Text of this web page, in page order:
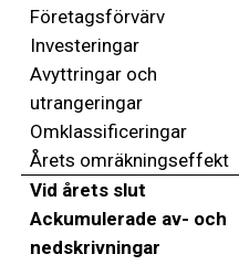
Företagsförvärv
Investeringar
Avyttringar och
utrangeringar
Omklassificeringar
Årets omräkningseffekt
Vid årets slut
Ackumulerade av- och
nedskrivningar